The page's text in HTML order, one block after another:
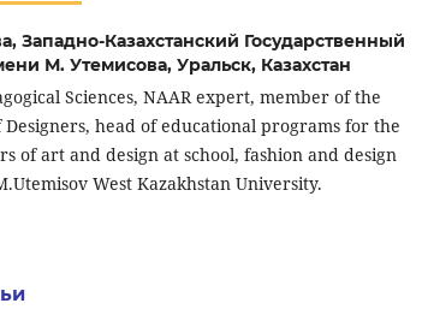
Западно-Казахстанский Государственный
М. Утемисова, Уральск, Казахстан
Sciences, NAAR expert, member of the
head of educational programs for the
of art and design at school, fashion and design
West Kazakhstan University.